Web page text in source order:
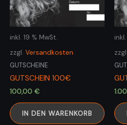
inkl. 19 % MwSt.
zzgl. Versandkosten
GUTSCHEINE
GUTSCHEIN 100€
100,00 €
IN DEN WARENKORB
zzgl.